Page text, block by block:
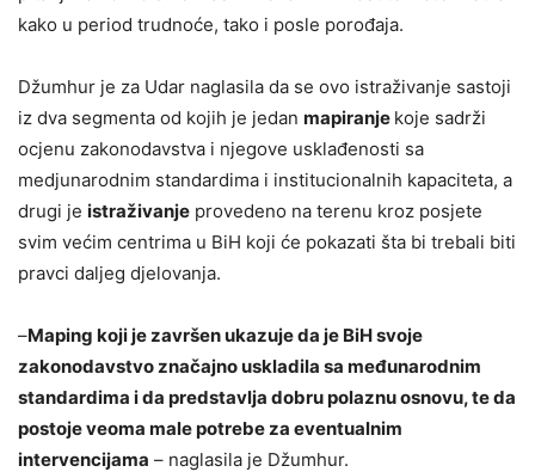
kako u period trudnoće, tako i posle porođaja.
Džumhur je za Udar naglasila da se ovo istraživanje sastoji
iz dva segmenta od kojih je jedan mapiranje koje sadrži
ocjenu zakonodavstva i njegove usklađenosti sa
medjunarodnim standardima i institucionalnih kapaciteta, a
drugi je istraživanje provedeno na terenu kroz posjete
svim većim centrima u BiH koji će pokazati šta bi trebali biti
pravci daljeg djelovanja.
–Maping koji je završen ukazuje da je BiH svoje
zakonodavstvo značajno uskladila sa međunarodnim
standardima i da predstavlja dobru polaznu osnovu, te da
postoje veoma male potrebe za eventualnim
intervencijama – naglasila je Džumhur.